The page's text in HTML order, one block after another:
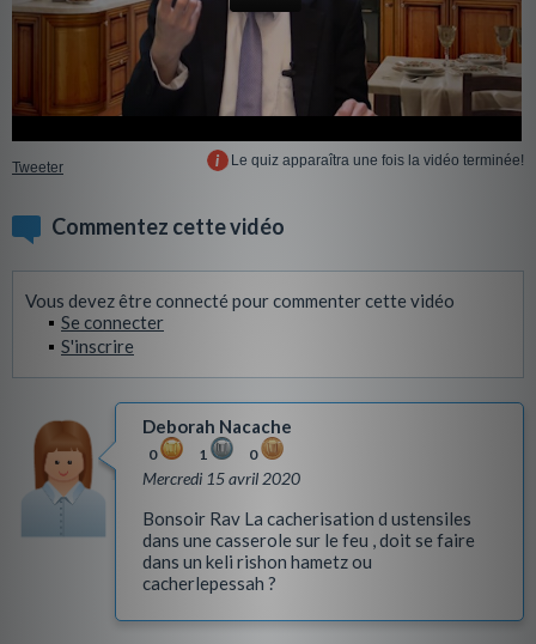
Tweeter Le quiz apparaîtra une fois la vidéo terminée!
Commentez cette vidéo
Vous devez être connecté pour commenter cette vidéo
Se connecter
S'inscrire
Deborah Nacache
0 1 0
Mercredi 15 avril 2020
Bonsoir Rav La cacherisation d ustensiles
dans une casserole sur le feu , doit se faire
dans un keli rishon hametz ou
cacherlepessah ?